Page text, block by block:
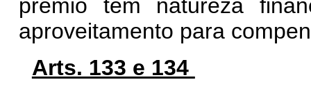
prêmio tem natureza
aproveitamento para
Arts. 133 e 134